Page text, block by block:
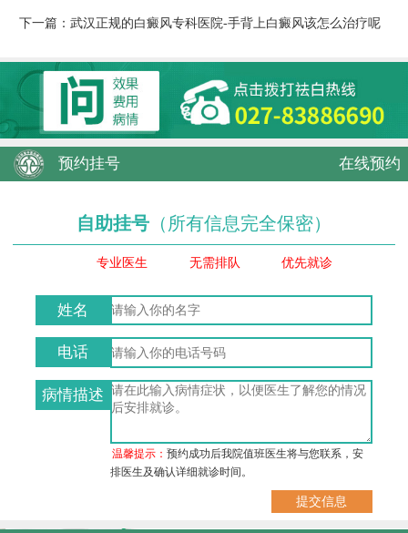
下一篇： 武汉正规的白癜风专科医院-手背上白癜风该怎么治疗呢
预约挂号 在线预约
自助挂号 （所有信息完全保密）
专业医生 无需排队 优先就诊
姓名
电话
病情描述
温馨提示：预约成功后我院值班医生将与您联系，安
排医生及确认详细就诊时间。